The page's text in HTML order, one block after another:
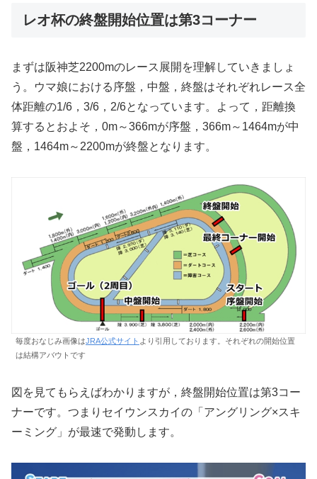
レオ杯の終盤開始位置は第3コーナー
まずは阪神芝2200mのレース展開を理解していきましょ
う。ウマ娘における序盤，中盤，終盤はそれぞれレース全
体距離の1/6，3/6，2/6となっています。よって，距離換
算するとおよそ，0m～366mが序盤，366m～1464mが中
盤，1464m～2200mが終盤となります。
毎度おなじみ画像はJRA公式サイト より引用しております。それぞれの開始位置
は結構アバウトです
図を見てもらえばわかりますが，終盤開始位置は第3コー
ナーです。つまりセイウンスカイの「アングリング×スキ
ーミング」が最速で発動します。